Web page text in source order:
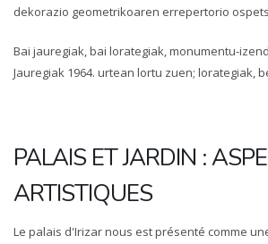
dekorazio geometrikoaren errepertorio
Bai jauregiak, bai lorategiak, monumentu-
Jauregiak 1964. urtean lortu zuen; lorategiak,
PALAIS ET JARDIN :
ARTISTIQUES
Le palais d'Irizar nous est présenté comme